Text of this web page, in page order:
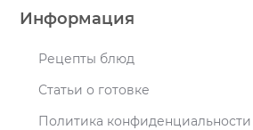
Информация
Рецепты блюд
Статьи о готовке
Политика конфиденциальности